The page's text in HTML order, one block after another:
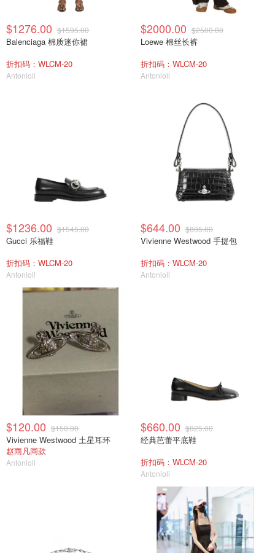
$1276.00 $1595.00
Balenciaga 棉质迷你裙
折扣码：WLCM-20
Antonioli
$2000.00 $2500.00
Loewe 棉丝长裤
折扣码：WLCM-20
Antonioli
$1236.00 $1545.00
Gucci 乐福鞋
折扣码：WLCM-20
Antonioli
$644.00 $805.00
Vivienne Westwood 手提包
折扣码：WLCM-20
Antonioli
$120.00 $150.00
Vivienne Westwood 土星耳环
赵雨凡同款
Antonioli
$660.00 $825.00
经典芭蕾平底鞋
折扣码：WLCM-20
Antonioli